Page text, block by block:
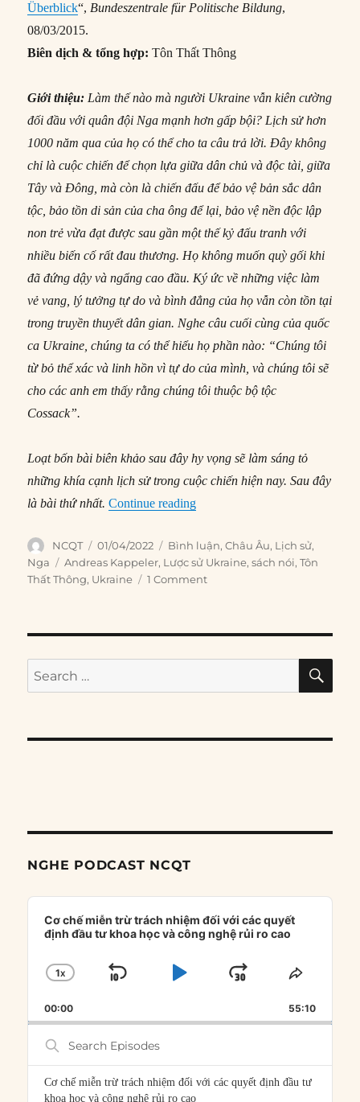
Überblick“, Bundeszentrale für Politische Bildung,
08/03/2015.
Biên dịch & tổng hợp:Tôn Thất Thông
Giới thiệu: Làm thế nào mà người Ukraine vẫn kiên cường
đối đầu với quân đội Nga mạnh hơn gấp bội? Lịch sử hơn
1000 năm qua của họ có thể cho ta câu trả lời. Đây không
chỉ là cuộc chiến để chọn lựa giữa dân chủ và độc tài, giữa
Tây và Đông, mà còn là chiến đấu để bảo vệ bản sắc dân
tộc, bảo tồn di sản của cha ông để lại, bảo vệ nền độc lập
non trẻ vừa đạt được sau gần một thế kỷ đấu tranh với
nhiều biến cố rất đau thương. Họ không muốn quỳ gối khi
đã đứng dậy và ngẩng cao đầu. Ký ức về những việc làm
vẻ vang, lý tưởng tự do và bình đẳng của họ vẫn còn tồn tại
trong truyền thuyết dân gian. Nghe câu cuối cùng của quốc
ca Ukraine, chúng ta có thể hiểu họ phần nào: “Chúng tôi
từ bỏ thể xác và linh hồn vì tự do của mình, và chúng tôi sẽ
cho các anh em thấy rằng chúng tôi thuộc bộ tộc
Cossack”.
Loạt bốn bài biên khảo sau đây hy vọng sẽ làm sáng tỏ
những khía cạnh lịch sử trong cuộc chiến hiện nay. Sau đây
là bài thứ nhất.Continue reading“Lược sử Ukraine (P1): Từ sơ
Author
NCQT
Posted
on
01/04/2022 Categories
Bình luận,Châu Âu, Lịch sử,
Nga
Tags
Andreas Kappeler, Lược sử Ukraine,sách nói,Tôn
Thất Thông, Ukraine 1 Comment
Search
for:
NGHE PODCAST NCQT
Audio
Player
Cơ chế miễn trừ trách nhiệm đối với các quyết
định đầu tư khoa học và công nghệ rủi ro cao
CHANGE
RATE
1X
SKIP
PLAYJUMP
FORWARD
SHARE
00:00 55:10
Search
Episodes
Cơ chế miễn trừ trách nhiệm đối với các quyết định đầu tư
khoa học và công nghệ rủi ro cao